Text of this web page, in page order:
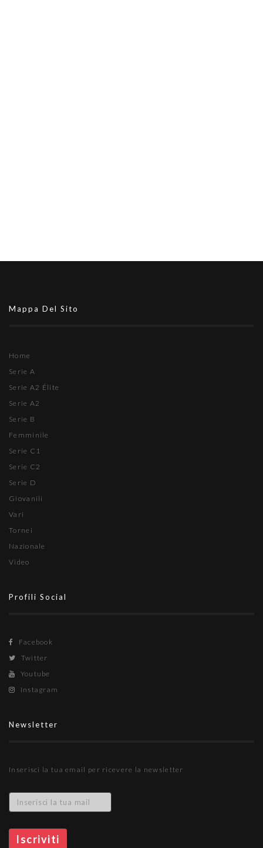
Mappa Del Sito
Home
Serie A
Serie A2 Élite
Serie A2
Serie B
Femminile
Serie C1
Serie C2
Serie D
Giovanili
Vari
Tornei
Nazionale
Video
Profili Social
Facebook
Twitter
Youtube
Instagram
Newsletter
Inserisci la tua email per ricevere la newsletter